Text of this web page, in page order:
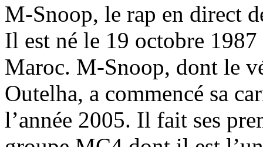
M-Snoop, le rap en direct
Il est né le 19 octobre
Maroc. M-Snoop, dont le
Outelha, a commencé sa
l’année 2005. Il fait ses